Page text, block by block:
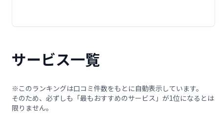
サービス一覧
※このランキングは口コミ件数をもとに自動表示しています。
そのため、必ずしも「最もおすすめのサービス」が1位になるとは
限りません。